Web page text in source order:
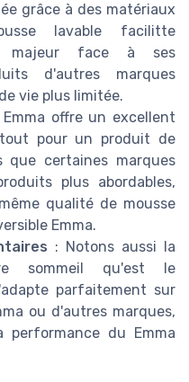
grâce à des matériaux
lavable facilitte
majeur face à ses
d'autres marques
vie plus limitée.
Emma offre un excellent
pour un produit de
que certaines marques
plus abordables,
qualité de mousse
Emma.
: Notons aussi la
sommeil qu'est le
parfaitement sur
ou d'autres marques,
performance du Emma